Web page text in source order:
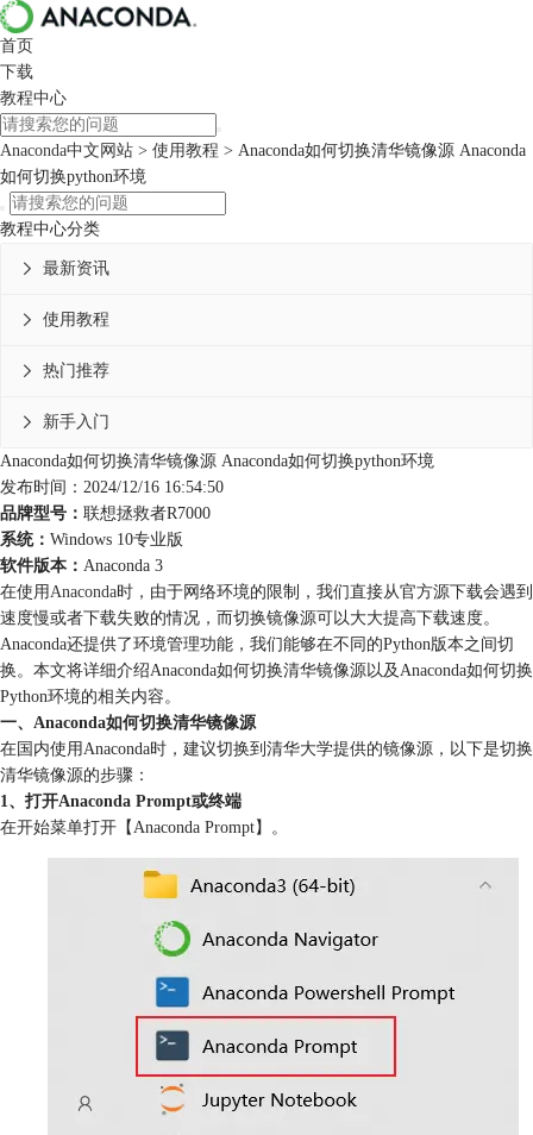
首页
下载
教程中心
Anaconda中文网站 > 使用教程 > Anaconda如何切换清华镜像源 Anaconda
如何切换python环境
教程中心分类
最新资讯

使用教程

热门推荐

新手入门

Anaconda如何切换清华镜像源 Anaconda如何切换python环境
发布时间：2024/12/16 16:54:50
品牌型号： 联想拯救者R7000
系统： Windows 10专业版
软件版本： Anaconda 3
在使用Anaconda时，由于网络环境的限制，我们直接从官方源下载会遇到
速度慢或者下载失败的情况，而切换镜像源可以大大提高下载速度。
Anaconda还提供了环境管理功能，我们能够在不同的Python版本之间切
换。本文将详细介绍Anaconda如何切换清华镜像源以及Anaconda如何切换
Python环境的相关内容。
一、Anaconda如何切换清华镜像源
在国内使用Anaconda时，建议切换到清华大学提供的镜像源，以下是切换
清华镜像源的步骤：
1、打开Anaconda Prompt或终端
在开始菜单打开【Anaconda Prompt】。